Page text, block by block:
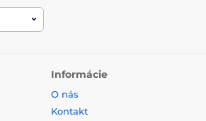
Informácie
O nás
Kontakt